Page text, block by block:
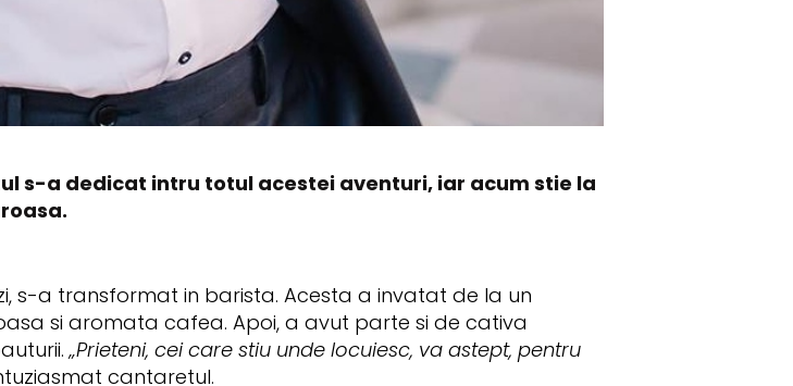
s-a dedicat intru totul acestei aventuri, iar acum stie la
s-a transformat in barista. Acesta a invatat de la un
si aromata cafea. Apoi, a avut parte si de cativa
„Prieteni, cei care stiu unde locuiesc, va astept, pentru
cantaretul.